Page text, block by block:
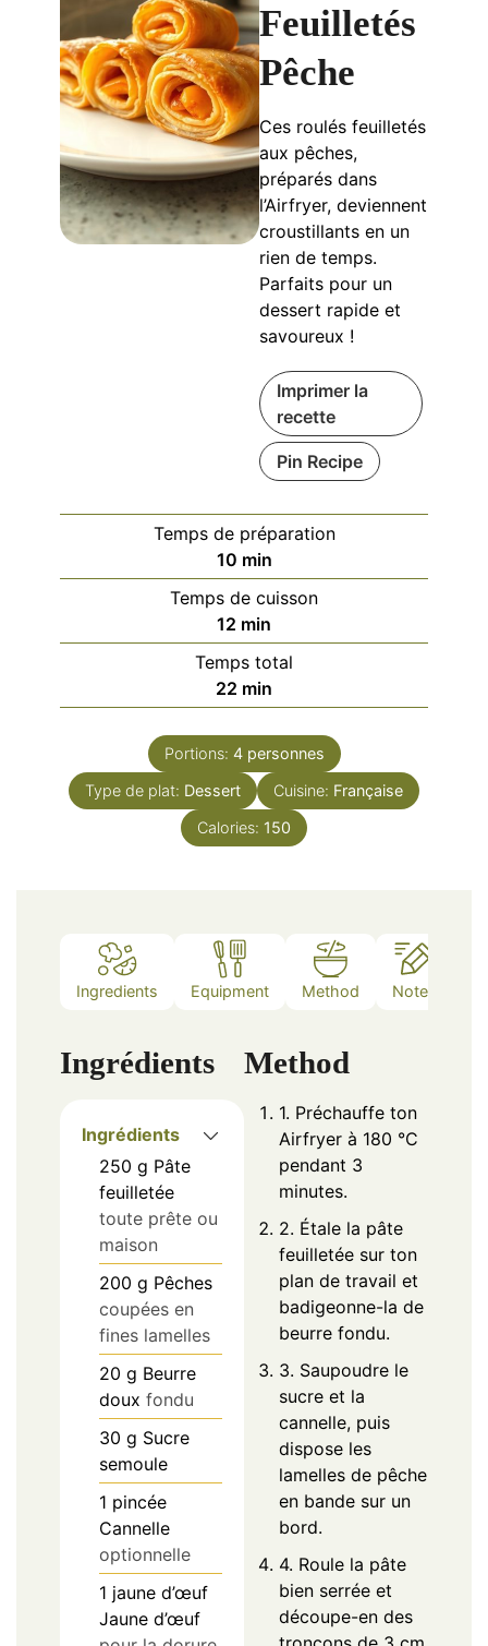
Feuilletés
Pêche
Ces roulés feuilletés
aux pêches,
préparés dans
l’Airfryer, deviennent
croustillants en un
rien de temps.
Parfaits pour un
dessert rapide et
savoureux !
Imprimer la
recette
Pin Recipe
Temps de préparation
10minutes
min
Temps de cuisson
12 minutes
min
Temps total
22 minutes
min
Portions: 4 personnes
Type de plat: Dessert Cuisine: Française
Calories: 150
Ingredients Equipment Method Notes
Ingrédients
Ingrédients
250 g Pâte
feuilletée
toute prête ou
maison
200 g Pêches
coupées en
fines lamelles
20 g Beurre
doux fondu
30 g Sucre
semoule
1 pincée
Cannelle
optionnelle
1 jaune d’œuf
Jaune d’œuf
Method
1. Préchauffe ton
Airfryer à 180 °C
pendant 3
minutes.
2. Étale la pâte
feuilletée sur ton
plan de travail et
badigeonne-la de
beurre fondu.
3. Saupoudre le
sucre et la
cannelle, puis
dispose les
lamelles de pêche
en bande sur un
bord.
4. Roule la pâte
bien serrée et
découpe-en des